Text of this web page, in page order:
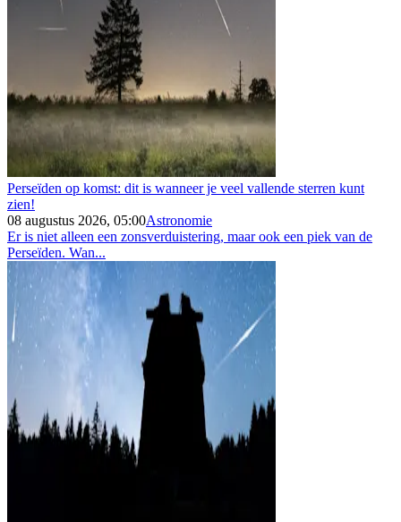
Perseïden op komst: dit is wanneer je veel vallende sterren kunt
zien!
08 augustus 2026, 05:00Astronomie
Er is niet alleen een zonsverduistering, maar ook een piek van de
Perseïden. Wan...